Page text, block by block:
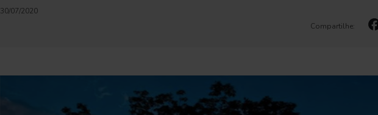
30/07/2020
Compartilhe: